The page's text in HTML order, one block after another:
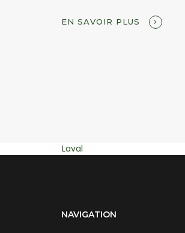
EN SAVOIR PLUS
Montreal
NAVIGATION